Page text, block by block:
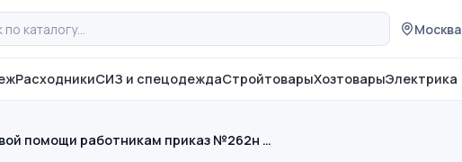
Москва
РасходникиСИЗ и спецодеждаСтройтоварыХозтоварыЭлектрика
помощи работникам приказ №262н …